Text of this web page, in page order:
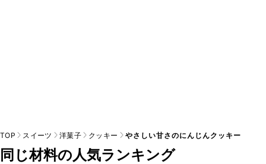
TOP スイーツ 洋菓子 クッキー やさしい甘さのにんじんクッキー
同じ材料の人気ランキング